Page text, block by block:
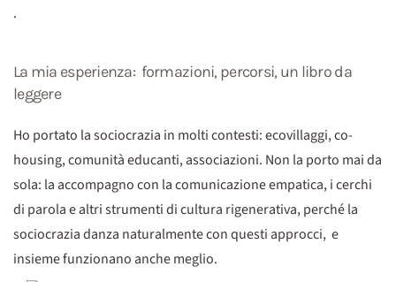
.
La mia esperienza: formazioni, percorsi, un libro da
leggere
Ho portato la sociocrazia in molti contesti: ecovillaggi, co-
housing, comunità educanti, associazioni. Non la porto mai da
sola: la accompagno con la comunicazione empatica, i cerchi
di parola e altri strumenti di cultura rigenerativa, perché la
sociocrazia danza naturalmente con questi approcci, e
insieme funzionano anche meglio.